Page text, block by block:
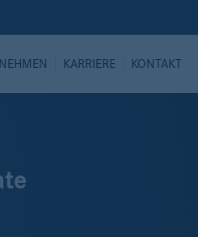
KARRIERE KONTAKT